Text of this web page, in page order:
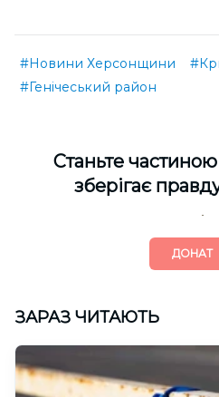
#Новини Херсонщини
#Генічеський район
Cтаньте
зберігає
ДОНАТ
ЗАРАЗ ЧИТАЮТЬ